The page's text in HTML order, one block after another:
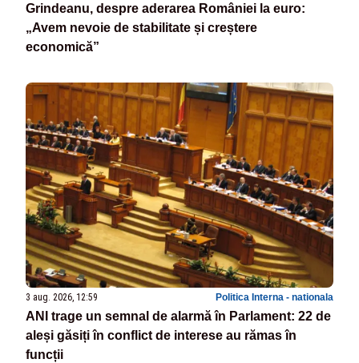
Grindeanu, despre aderarea României la euro:
„Avem nevoie de stabilitate și creștere
economică”
3 aug. 2026, 12:59 Politica Interna - nationala
ANI trage un semnal de alarmă în Parlament: 22 de
aleși găsiți în conflict de interese au rămas în
funcții